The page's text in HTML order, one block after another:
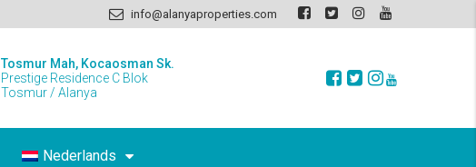
info@alanyaproperties.com
Tosmur Mah, Kocaosman Sk.
Prestige Residence C Blok
Tosmur / Alanya
Nederlands